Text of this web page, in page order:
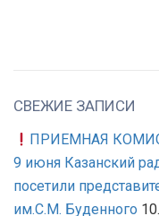
СВЕЖИЕ ЗАПИСИ
ПРИЕМНАЯ
9 июня Казанский
посетили
им.С.М. Буденного